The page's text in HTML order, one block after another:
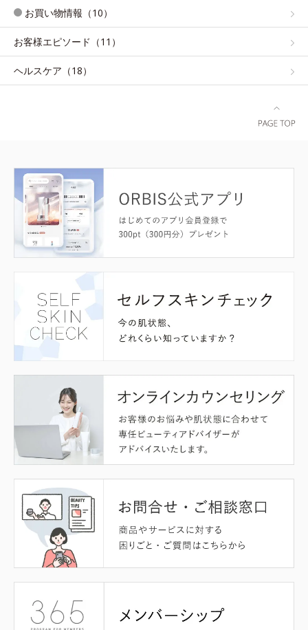
お買い物情報（10）
お客様エピソード（11）
ヘルスケア（18）